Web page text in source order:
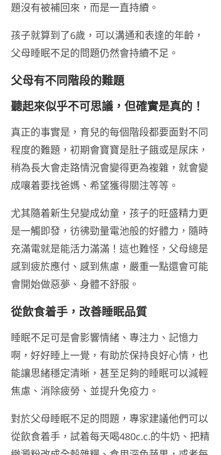
題沒有被補回來，而是一直持續。
孩子就算到了6歲，可以溝通和表達的年齡，
父母睡眠不足的問題仍然會持續不足。
父母有不同階段的難題
聽起來似乎不可思議，但確實是真的！
真正的事實是，育兒的每個階段都要面對不同
程度的難題，初期會寶寶是肚子餓或是尿床，
稍為長大會走路情況會變得更為複雜，就會變
成嚷着要找爸媽、希望獲得關注等等。
尤其隨着新生兒變成幼童，孩子的旺盛精力更
是一觸即發，彷彿勁量電池般的好體力，隨時
充滿電就是能活力滿滿！這也難怪，父母總是
感到疲於應付、感到焦慮，嚴重一點還會可能
會開始做惡夢、身體不舒服。
從飲食着手，改善睡眠品質
睡眠不足可是會影響情緒、專注力、記憶力
啊，好好睡上一覺，有助於保持良好心情，也
能讓思緒穩定清晰，甚至足夠的睡眠可以減輕
焦慮、消除疲勞、並提升免疫力。
對於父母睡眠不足的問題，專家建議他們可以
從飲食着手，試着每天喝480c.c.的牛奶、把精